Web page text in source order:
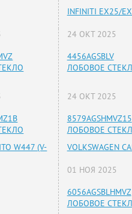
INFINITI EX25/
24 ОКТ 2025
4456AGSBLV
ЛОБОВОЕ
W447 (V-
24 ОКТ 2025
8579AGSHMVZ15
ЛОБОВОЕ
VOLKSWAGEN
01 НОЯ 2025
6056AGSBLHMVZ
ЛОБОВОЕ